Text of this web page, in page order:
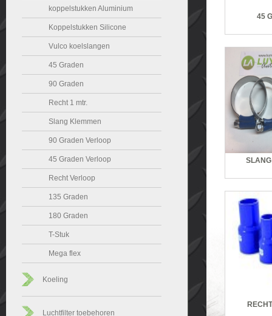
koppelstukken Aluminium
Koppelstukken Silicone
Vulco koelslangen
45 Graden
90 Graden
Recht 1 mtr.
Slang Klemmen
90 Graden Verloop
45 Graden Verloop
Recht Verloop
135 Graden
180 Graden
T-Stuk
Mega flex
Koeling
Luchtfilter toebehoren
45